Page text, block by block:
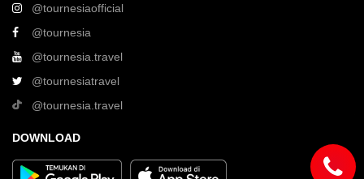
@tournesiaofficial
@tournesia
@tournesia.travel
@tournesiatravel
@tournesia.travel
DOWNLOAD